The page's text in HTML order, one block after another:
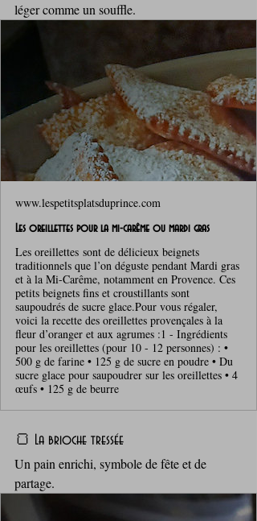
léger comme un souffle.
www.lespetitsplatsduprince.com
Les oreillettes pour la mi-carême ou mardi gras
Les oreillettes sont de délicieux beignets
traditionnels que l’on déguste pendant Mardi gras
et à la Mi-Carême, notamment en Provence. Ces
petits beignets fins et croustillants sont
saupoudrés de sucre glace.Pour vous régaler,
voici la recette des oreillettes provençales à la
fleur d’oranger et aux agrumes :1 - Ingrédients
pour les oreillettes (pour 10 - 12 personnes) : •
500 g de farine • 125 g de sucre en poudre • Du
sucre glace pour saupoudrer sur les oreillettes • 4
œufs • 125 g de beurre
🍞 La brioche tressée
Un pain enrichi, symbole de fête et de
partage.